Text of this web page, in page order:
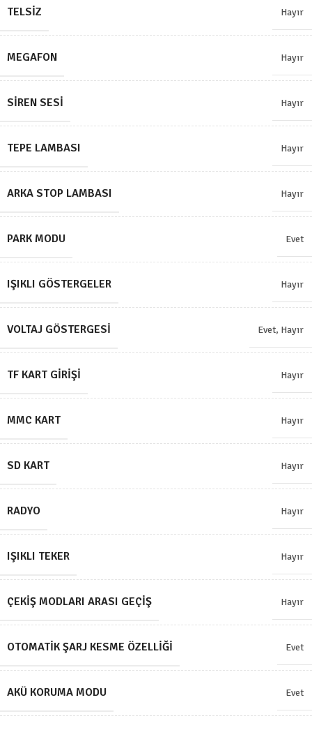
TELSIZ Hayır
MEGAFON Hayır
SIREN SESI Hayır
TEPE LAMBASI Hayır
ARKA STOP LAMBASI Hayır
PARK MODU Evet
IŞIKLI GÖSTERGELER Hayır
VOLTAJ GÖSTERGESI Evet, Hayır
TF KART GIRIŞI Hayır
MMC KART Hayır
SD KART Hayır
RADYO Hayır
IŞIKLI TEKER Hayır
ÇEKIŞ MODLARI ARASI GEÇIŞ Hayır
OTOMATIK ŞARJ KESME ÖZELLIĞI Evet
AKÜ KORUMA MODU Evet